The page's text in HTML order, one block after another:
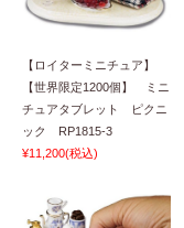
【ロイターミニチュア】
【世界限定1200個】 ミニ
チュアタブレット ピクニ
ック RP1815-3
¥11,200(税込)